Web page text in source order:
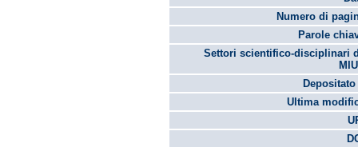
Numero di
Parole
Settori scientifico-disciplinari
Ultima